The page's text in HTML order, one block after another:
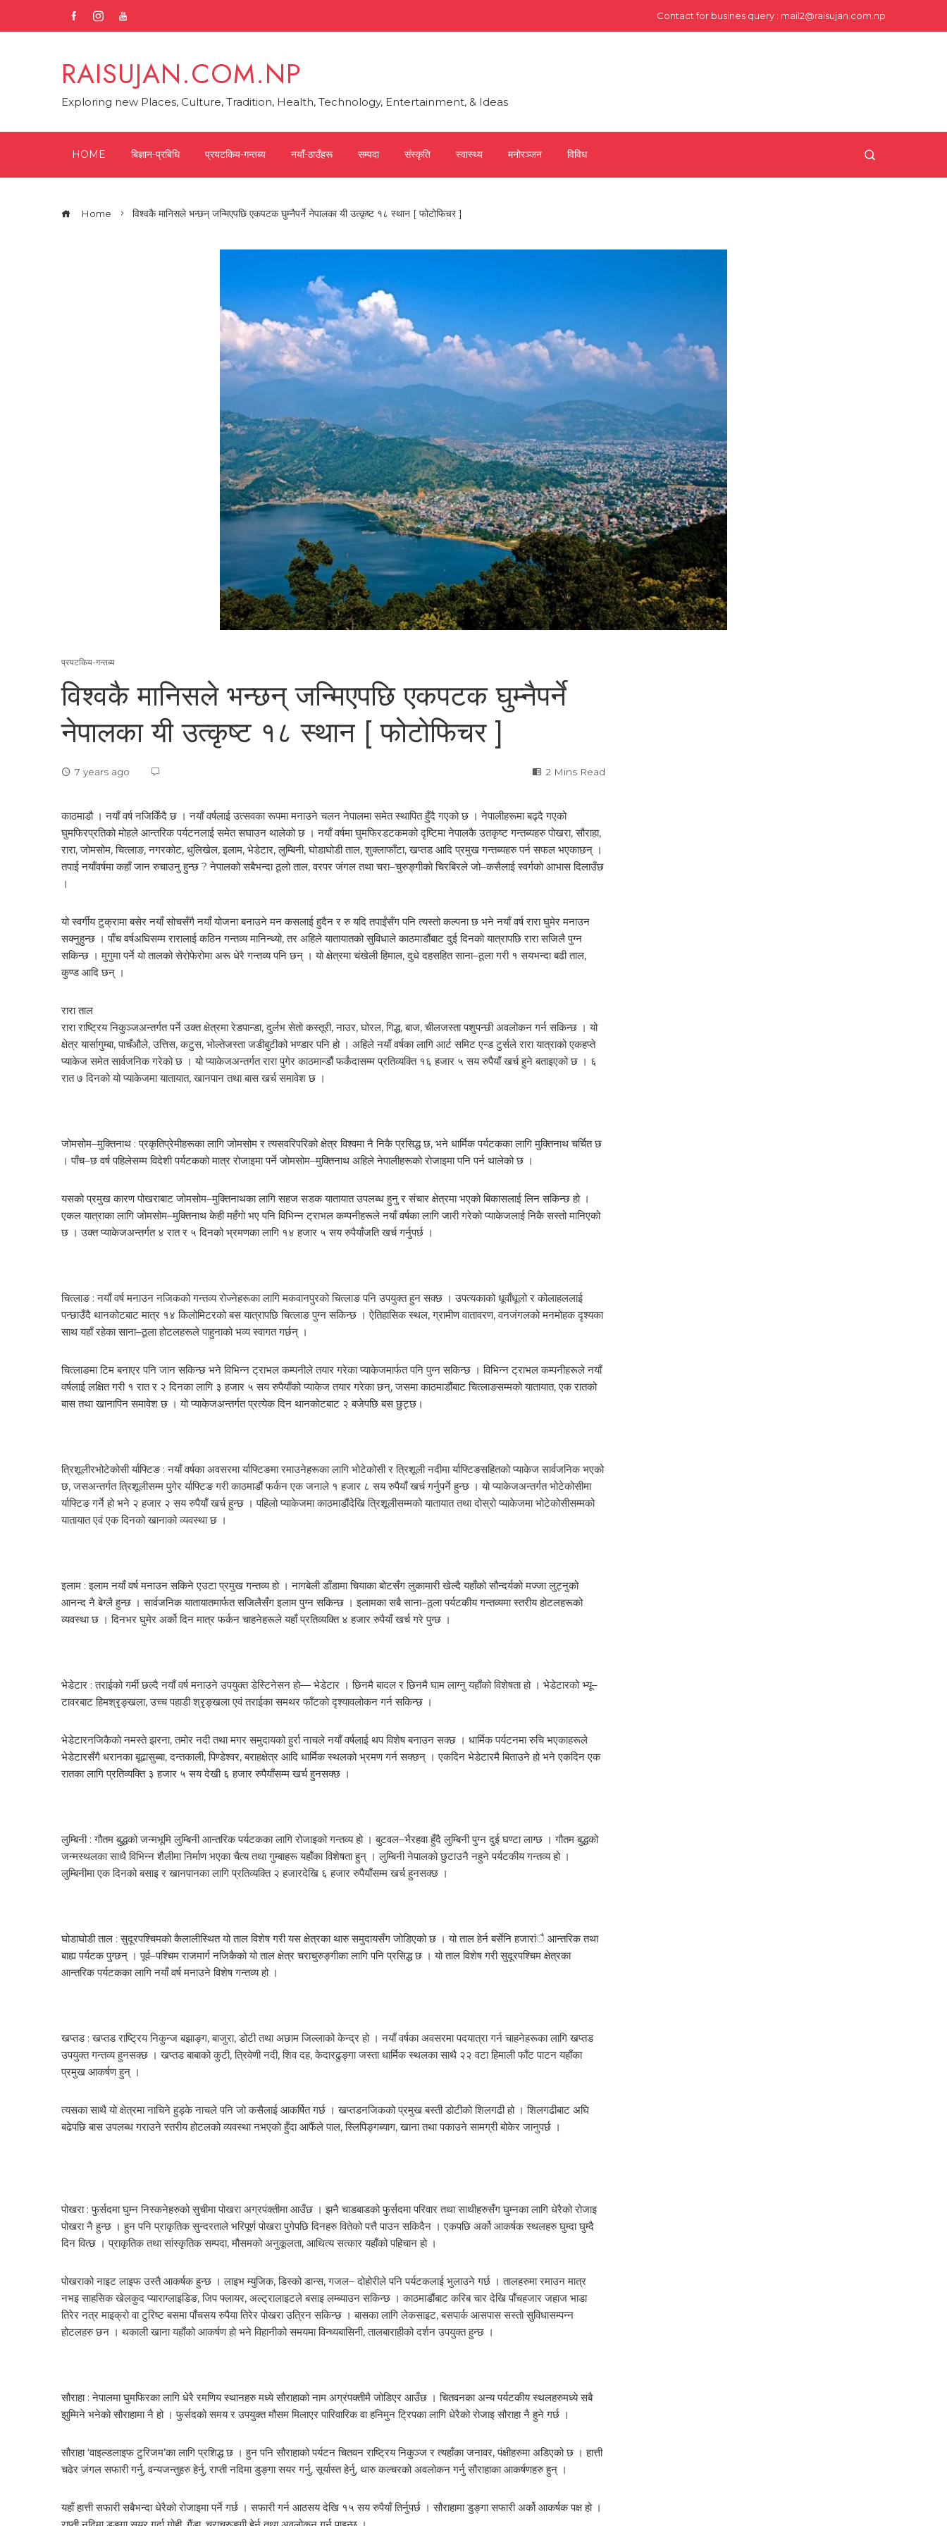
Contact for busines query : mail2@raisujan.com.np
RAISUJAN.COM.NP
Exploring new Places, Culture, Tradition, Health, Technology, Entertainment, & Ideas
HOME बिज्ञान-प्रबिधि प्रयटकिय-गन्तब्य नयाँ-ठाउँहरू सम्पदा संस्कृति स्वास्थ्य मनोरञ्जन विविध
Home विश्वकै मानिसले भन्छन् जन्मिएपछि एकपटक घुम्नैपर्ने नेपालका यी उत्कृष्ट १८ स्थान [ फोटोफिचर ]
प्रयटकिय-गन्तब्य
विश्वकै मानिसले भन्छन् जन्मिएपछि एकपटक घुम्नैपर्ने
नेपालका यी उत्कृष्ट १८ स्थान [ फोटोफिचर ]
7 years ago 2 Mins Read
काठमाडौ । नयाँ वर्ष नजिकिँदै छ । नयाँ वर्षलाई उत्सवका रूपमा मनाउने चलन नेपालमा समेत स्थापित हुँदै गएको छ । नेपालीहरूमा बढ्दै गएको
घुमफिरप्रतिको मोहले आन्तरिक पर्यटनलाई समेत सघाउन थालेको छ । नयाँ वर्षमा घुमफिरडटकमको दृष्टिमा नेपालकै उतकृष्ट गन्तब्यहरु पोखरा, सौराहा,
रारा, जोमसोम, चित्लाङ, नगरकोट, धुलिखेल, इलाम, भेडेटार, लुम्बिनी, घोडाघोडी ताल, शुक्लाफाँटा, खप्तड आदि प्रमुख गन्तब्यहरु पर्न सफल भएकाछन् ।
तपाई नयाँवर्षमा कहाँ जान रुचाउनु हुन्छ ? नेपालको सबैभन्दा ठूलो ताल, वरपर जंगल तथा चरा–चुरुङ्गीको चिरबिरले जो–कसैलाई स्वर्गको आभास दिलाउँछ
।
यो स्वर्गीय टुक्रामा बसेर नयाँ सोचसँगै नयाँ योजना बनाउने मन कसलाई हुदैन र रु यदि तपाईंसँग पनि त्यस्तो कल्पना छ भने नयाँ वर्ष रारा घुमेर मनाउन
सक्नुहुन्छ । पाँच वर्षअघिसम्म रारालाई कठिन गन्तव्य मानिन्थ्यो, तर अहिले यातायातको सुविधाले काठमाडौंबाट दुई दिनको यात्रापछि रारा सजिलै पुग्न
सकिन्छ । मुगुमा पर्ने यो तालको सेरोफेरोमा अरू धेरै गन्तव्य पनि छन् । यो क्षेत्रमा चंखेली हिमाल, दुधे दहसहित साना–ठूला गरी १ सयभन्दा बढी ताल,
कुण्ड आदि छन् ।
रारा ताल
रारा राष्ट्रिय निकुञ्जअन्तर्गत पर्ने उक्त क्षेत्रमा रेडपान्डा, दुर्लभ सेतो कस्तूरी, नाउर, घोरल, गिद्ध, बाज, चीलजस्ता पशुपन्छी अवलोकन गर्न सकिन्छ । यो
क्षेत्र यार्सागुम्बा, पाचँऔले, उत्तिस, कटुस, भोल्तेजस्ता जडीबुटीको भण्डार पनि हो । अहिले नयाँ वर्षका लागि आर्ट समिट एन्ड टुर्सले रारा यात्राको एकहप्ते
प्याकेज समेत सार्वजनिक गरेको छ । यो प्याकेजअन्तर्गत रारा पुगेर काठमान्डौं फर्कंदासम्म प्रतिव्यक्ति १६ हजार ५ सय रुपैयाँ खर्च हुने बताइएको छ । ६
रात ७ दिनको यो प्याकेजमा यातायात, खानपान तथा बास खर्च समावेश छ ।
जोमसोम–मुक्तिनाथ : प्रकृतिप्रेमीहरूका लागि जोमसोम र त्यसवरिपरिको क्षेत्र विश्वमा नै निकै प्रसिद्ध छ, भने धार्मिक पर्यटकका लागि मुक्तिनाथ चर्चित छ
। पाँच–छ वर्ष पहिलेसम्म विदेशी पर्यटकको मात्र रोजाइमा पर्ने जोमसोम–मुक्तिनाथ अहिले नेपालीहरूको रोजाइमा पनि पर्न थालेको छ ।
यसको प्रमुख कारण पोखराबाट जोमसोम–मुक्तिनाथका लागि सहज सडक यातायात उपलब्ध हुनु र संचार क्षेत्रमा भएको बिकासलाई लिन सकिन्छ हो ।
एकल यात्राका लागि जोमसोम–मुक्तिनाथ केही महँगो भए पनि विभिन्न ट्राभल कम्पनीहरूले नयाँ वर्षका लागि जारी गरेको प्याकेजलाई निकै सस्तो मानिएको
छ । उक्त प्याकेजअन्तर्गत ४ रात र ५ दिनको भ्रमणका लागि १४ हजार ५ सय रुपैयाँजति खर्च गर्नुपर्छ ।
चित्लाङ : नयाँ वर्ष मनाउन नजिकको गन्तव्य रोज्नेहरूका लागि मकवानपुरको चित्लाङ पनि उपयुक्त हुन सक्छ । उपत्यकाको धूवाँधूलो र कोलाहललाई
पन्छाउँदै थानकोटबाट मात्र १४ किलोमिटरको बस यात्रापछि चित्लाङ पुग्न सकिन्छ । ऐतिहासिक स्थल, ग्रामीण वातावरण, वनजंगलको मनमोहक दृश्यका
साथ यहाँ रहेका साना–ठूला होटलहरूले पाहुनाको भव्य स्वागत गर्छन् ।
चित्लाङमा टिम बनाएर पनि जान सकिन्छ भने विभिन्न ट्राभल कम्पनीले तयार गरेका प्याकेजमार्फत पनि पुग्न सकिन्छ । विभिन्न ट्राभल कम्पनीहरूले नयाँ
वर्षलाई लक्षित गरी १ रात र २ दिनका लागि ३ हजार ५ सय रुपैयाँको प्याकेज तयार गरेका छन्, जसमा काठमाडौंबाट चित्लाङसम्मको यातायात, एक रातको
बास तथा खानापिन समावेश छ । यो प्याकेजअन्तर्गत प्रत्येक दिन थानकोटबाट २ बजेपछि बस छुट्छ।
त्रिशूलीरभोटेकोसी र्याफ्टिङ : नयाँ वर्षका अवसरमा र्याफ्टिङमा रमाउनेहरूका लागि भोटेकोसी र त्रिशूली नदीमा र्याफ्टिङसहितको प्याकेज सार्वजनिक भएको
छ, जसअन्तर्गत त्रिशूलीसम्म पुगेर र्याफ्टिङ गरी काठमाडौं फर्कन एक जनाले १ हजार ८ सय रुपैयाँ खर्च गर्नुपर्ने हुन्छ । यो प्याकेजअन्तर्गत भोटेकोसीमा
र्याफ्टिङ गर्ने हो भने २ हजार २ सय रुपैयाँ खर्च हुन्छ । पहिलो प्याकेजमा काठमाडौंदेखि त्रिशूलीसम्मको यातायात तथा दोस्रो प्याकेजमा भोटेकोसीसम्मको
यातायात एवं एक दिनको खानाको व्यवस्था छ ।
इलाम : इलाम नयाँ वर्ष मनाउन सकिने एउटा प्रमुख गन्तव्य हो । नागबेली डाँडामा चियाका बोटसँग लुकामारी खेल्दै यहाँको सौन्दर्यको मज्जा लुट्नुको
आनन्द नै बेग्लै हुन्छ । सार्वजनिक यातायातमार्फत सजिलैसँग इलाम पुग्न सकिन्छ । इलामका सबै साना–ठूला पर्यटकीय गन्तव्यमा स्तरीय होटलहरूको
व्यवस्था छ । दिनभर घुमेर अर्को दिन मात्र फर्कन चाहनेहरूले यहाँ प्रतिव्यक्ति ४ हजार रुपैयाँ खर्च गरे पुग्छ ।
भेडेटार : तराईको गर्मी छल्दै नयाँ वर्ष मनाउने उपयुक्त डेस्टिनेसन हो— भेडेटार । छिनमै बादल र छिनमै घाम लाग्नु यहाँको विशेषता हो । भेडेटारको भ्यू–
टावरबाट हिमश्रृङ्खला, उच्च पहाडी श्रृङ्खला एवं तराईका समथर फाँटको दृश्यावलोकन गर्न सकिन्छ ।
भेडेटारनजिकैको नमस्ते झरना, तमोर नदी तथा मगर समुदायको हुर्रा नाचले नयाँ वर्षलाई थप विशेष बनाउन सक्छ । धार्मिक पर्यटनमा रुचि भएकाहरूले
भेडेटारसँगै धरानका बूढासुब्बा, दन्तकाली, पिण्डेश्वर, बराहक्षेत्र आदि धार्मिक स्थलको भ्रमण गर्न सक्छन् । एकदिन भेडेटारमै बिताउने हो भने एकदिन एक
रातका लागि प्रतिव्यक्ति ३ हजार ५ सय देखी ६ हजार रुपैयाँसम्म खर्च हुनसक्छ ।
लुम्बिनी : गौतम बुद्धको जन्मभूमि लुम्बिनी आन्तरिक पर्यटकका लागि रोजाइको गन्तव्य हो । बुटवल–भैरहवा हुँदै लुम्बिनी पुग्न दुई घण्टा लाग्छ । गौतम बुद्धको
जन्मस्थलका साथै विभिन्न शैलीमा निर्माण भएका चैत्य तथा गुम्बाहरू यहाँका विशेषता हुन् । लुम्बिनी नेपालको छुटाउनै नहुने पर्यटकीय गन्तव्य हो ।
लुम्बिनीमा एक दिनको बसाइ र खानपानका लागि प्रतिव्यक्ति २ हजारदेखि ६ हजार रुपैयाँसम्म खर्च हुनसक्छ ।
घोडाघोडी ताल : सुदूरपश्चिमको कैलालीस्थित यो ताल विशेष गरी यस क्षेत्रका थारु समुदायसँग जोडिएको छ । यो ताल हेर्न बर्सेनि हजारांै आन्तरिक तथा
बाह्य पर्यटक पुग्छन् । पूर्व–पश्चिम राजमार्ग नजिकैको यो ताल क्षेत्र चराचुरुङ्गीका लागि पनि प्रसिद्ध छ । यो ताल विशेष गरी सुदूरपश्चिम क्षेत्रका
आन्तरिक पर्यटकका लागि नयाँ वर्ष मनाउने विशेष गन्तव्य हो ।
खप्तड : खप्तड राष्ट्रिय निकुन्ज बझाङ्ग, बाजुरा, डोटी तथा अछाम जिल्लाको केन्द्र हो । नयाँ वर्षका अवसरमा पदयात्रा गर्न चाहनेहरूका लागि खप्तड
उपयुक्त गन्तव्य हुनसक्छ । खप्तड बाबाको कुटी, त्रिवेणी नदी, शिव दह, केदारढुङ्गा जस्ता धार्मिक स्थलका साथै २२ वटा हिमाली फाँट पाटन यहाँका
प्रमुख आकर्षण हुन् ।
त्यसका साथै यो क्षेत्रमा नाचिने हुड्के नाचले पनि जो कसैलाई आकर्षित गर्छ । खप्तडनजिकको प्रमुख बस्ती डोटीको शिलगढी हो । शिलगढीबाट अघि
बढेपछि बास उपलब्ध गराउने स्तरीय होटलको व्यवस्था नभएको हुँदा आफैंले पाल, स्लिपिङ्गब्याग, खाना तथा पकाउने सामग्री बोकेर जानुपर्छ ।
पोखरा : फुर्सदमा घुम्न निस्कनेहरुको सुचीमा पोखरा अग्रपंक्तीमा आउँछ । झनै चाडबाडको फुर्सदमा परिवार तथा साथीहरुसँग घुम्नका लागि धेरैको रोजाइ
पोखरा नै हुन्छ । हुन पनि प्राकृतिक सुन्दरताले भरिपूर्ण पोखरा पुगेपछि दिनहरु वितेको पत्तै पाउन सकिदैन । एकपछि अर्को आकर्षक स्थलहरु घुम्दा घुम्दै
दिन वित्छ । प्राकृतिक तथा सांस्कृतिक सम्पदा, मौसमको अनुकूलता, आथित्य सत्कार यहाँको पहिचान हो ।
पोखराको नाइट लाइफ उस्तै आकर्षक हुन्छ । लाइभ म्युजिक, डिस्को डान्स, गजल– दोहोरीले पनि पर्यटकलाई भुलाउने गर्छ । तालहरुमा रमाउन मात्र
नभइ साहसिक खेलकुद प्याराग्लाइडिङ, जिप फ्लायर, अल्ट्रालाइटले बसाइ लम्ब्याउन सकिन्छ । काठमाडौंबाट करिब चार देखि पाँचहजार जहाज भाडा
तिरेर नत्र माइक्रो वा टुरिष्ट बसमा पाँचसय रुपैया तिरेर पोखरा उत्रिन सकिन्छ । बासका लागि लेकसाइट, बसपार्क आसपास सस्तो सुविधासम्पन्न
होटलहरु छन । थकाली खाना यहाँको आकर्षण हो भने विहानीको समयमा विन्ध्यबासिनी, तालबाराहीको दर्शन उपयुक्त हुन्छ ।
सौराहा : नेपालमा घुमफिरका लागि धेरै रमणिय स्थानहरु मध्ये सौराहाको नाम अग्रंपक्तीमै जोडिएर आउँछ । चितवनका अन्य पर्यटकीय स्थलहरुमध्ये सबै
झुम्मिने भनेको सौराहामा नै हो । फुर्सदको समय र उपयुक्त मौसम मिलाएर पारिवारिक वा हनिमुन ट्रिपका लागि धेरैको रोजाइ सौराहा नै हुने गर्छ ।
सौराहा ‘वाइल्डलाइफ टुरिजम’का लागि प्रशिद्ध छ । हुन पनि सौराहाको पर्यटन चितवन राष्ट्रिय निकुञ्ज र त्यहाँका जनावर, पंक्षीहरुमा अडिएको छ । हात्ती
चढेर जंगल सफारी गर्नु, वन्यजन्तुहरु हेर्नु, राप्ती नदिमा डुङ्गा सयर गर्नु, सूर्यास्त हेर्नु, थारु कल्चरको अवलोकन गर्नु सौराहाका आकर्षणहरु हुन् ।
यहाँ हात्ती सफारी सबैभन्दा धेरैको रोजाइमा पर्ने गर्छ । सफारी गर्न आठसय देखि १५ सय रुपैयाँ तिर्नुपर्छ । सौराहामा डुङ्गा सफारी अर्को आकर्षक पक्ष हो ।